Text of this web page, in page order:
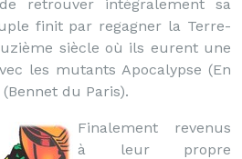
retrouver intégralement sa
finit par regagner la Terre-
siècle où ils eurent une
les mutants Apocalypse (En
du Paris).
Finalement revenus
à leur propre